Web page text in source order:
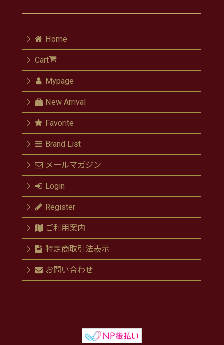
Home
Cart
Mypage
New Arrival
Favorite
Brand List
メールマガジン
Login
Register
ご利用案内
特定商取引法表示
お問い合わせ